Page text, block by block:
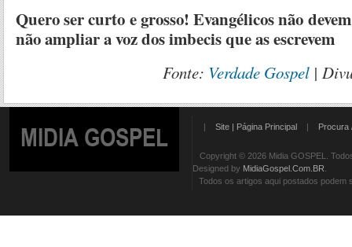
Quero ser curto e grosso! Evangélicos não
não ampliar a voz dos imbecis que as escrevem
Fonte: Verdade Gospel |
MIDIA GOSPEL | Site | Página Principal | Procura
Copyright © 2026 Midia GOSPEL.
Designed by MidiaGospel.Com.BR
Todos os artigos aqui postados podem